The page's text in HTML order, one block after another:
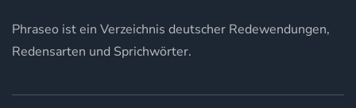
Phraseo ist ein Verzeichnis deutscher Redewendungen,
Redensarten und Sprichwörter.